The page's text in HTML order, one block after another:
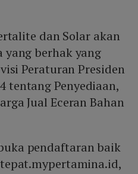
dan Solar akan
yang berhak yang
Peraturan Presiden
tentang Penyediaan,
Jual Eceran Bahan
pendaftaran baik